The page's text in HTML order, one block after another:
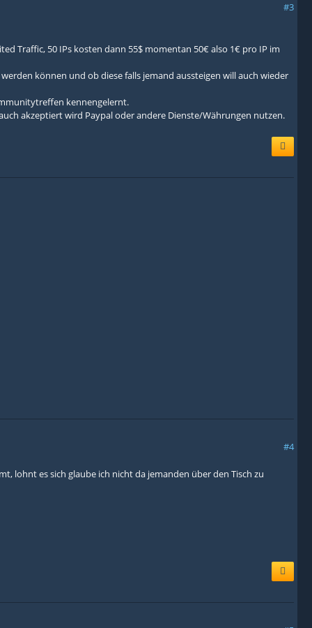
#3
Traffic, 50 IPs kosten dann 55$ momentan 50€ also 1€ pro IP im
können und ob diese falls jemand aussteigen will auch wieder
kennengelernt.
akzeptiert wird Paypal oder andere Dienste/Währungen nutzen.
#4
lohnt es sich glaube ich nicht da jemanden über den Tisch zu